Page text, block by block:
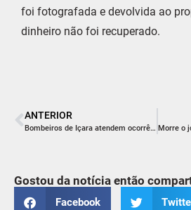
foi fotografada e devolvida ao
dinheiro não foi recuperado.
ANTERIOR
Bombeiros de Içara atendem ocorrência de incêndio em estabelecimento comercial
Gostou da notícia então
Facebook